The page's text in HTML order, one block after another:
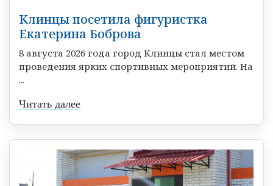
Клинцы посетила фигуристка
Екатерина Боброва
8 августа 2026 года город Клинцы стал местом
проведения ярких спортивных мероприятий. На
...
Читать далее